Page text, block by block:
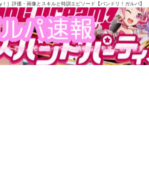
］評価・画像とスキルと特訓エピソード【バンドリ！ガルパ】